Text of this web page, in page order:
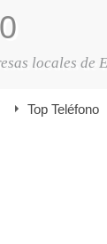
locales de
Top Teléfono